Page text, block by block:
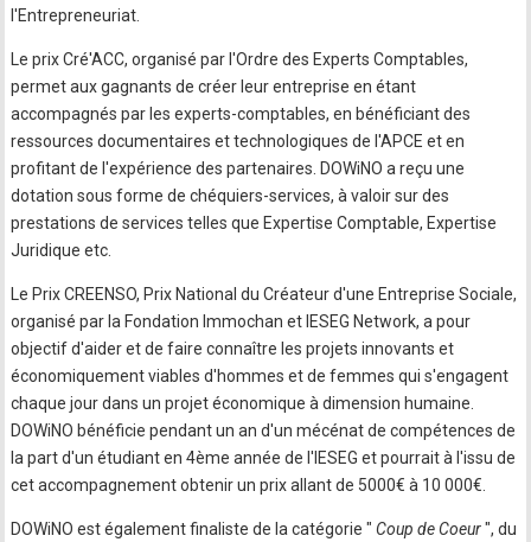
l'Entrepreneuriat.
Le prix Cré'ACC, organisé par l'Ordre des Experts Comptables,
permet aux gagnants de créer leur entreprise en étant
accompagnés par les experts-comptables, en bénéficiant des
ressources documentaires et technologiques de l'APCE et en
profitant de l'expérience des partenaires. DOWiNO a reçu une
dotation sous forme de chéquiers-services, à valoir sur des
prestations de services telles que Expertise Comptable, Expertise
Juridique etc.
Le Prix CREENSO, Prix National du Créateur d'une Entreprise Sociale,
organisé par la Fondation Immochan et IESEG Network, a pour
objectif d'aider et de faire connaître les projets innovants et
économiquement viables d'hommes et de femmes qui s'engagent
chaque jour dans un projet économique à dimension humaine.
DOWiNO bénéficie pendant un an d'un mécénat de compétences de
la part d'un étudiant en 4ème année de l'IESEG et pourrait à l'issu de
cet accompagnement obtenir un prix allant de 5000€ à 10 000€.
DOWiNO est également finaliste de la catégorie " Coup de Coeur", du